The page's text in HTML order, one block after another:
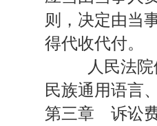
则，决定由当
得代收代付。
人民法院依
民族通用语言
第三章 诉讼